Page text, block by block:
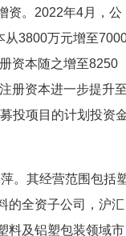
资。2022年4月，公
从3800万元增至
资本随之增至8250
册资本进一步提升至
投项目的计划投资
。其经营范围包括
的全资子公司，沪汇
料及铝塑包装领域市